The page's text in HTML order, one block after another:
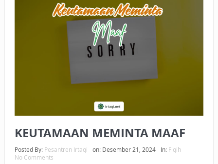
SEBELUM TIBA SAAT WAJIB?
HAKIKAT NIKMAT DI DUNIA!
BAGAIMANA CARA MEMBAYAR ZAKAT UANG?
UANG HARAM BISA MENJADI HALAL JIKA SEBAB
KEPEMILIKANNYA BERUBAH
ISTIDLAL BATIL VS ISTIDLAL SYAR’I
HUKUM MEMBAYAR ZAKAT KEPADA KERABAT SENDIRI
KEUTAMAAN MEMINTA MAAF
Posted By: Pesantren Irtaqi on: Desember 21, 2024 In: Fiqih
No Comments